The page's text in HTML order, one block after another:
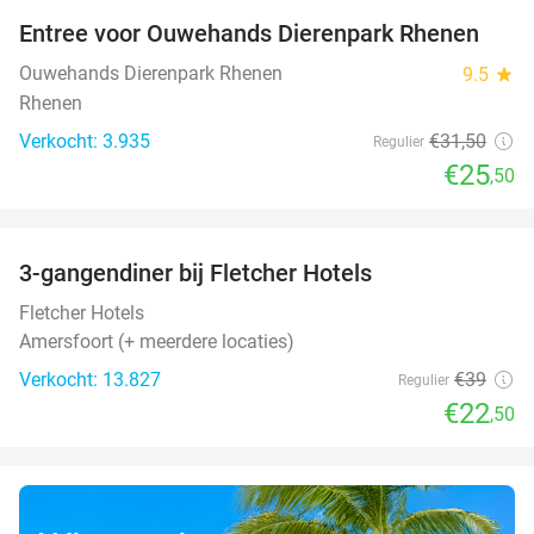
19%
Entree voor Ouwehands Dierenpark Rhenen
Ouwehands Dierenpark Rhenen 9.5 star
Rhenen
Verkocht: 3.935
Regulier €31,50
€25,50
3-gangendiner bij Fletcher Hotels
Fletcher Hotels
Amersfoort (+ meerdere locaties)
Verkocht: 13.827
Regulier €39
€22,50